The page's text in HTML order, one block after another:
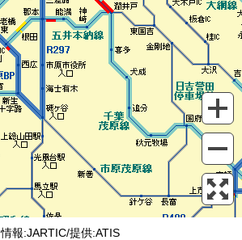
通行止め
情報:JARTIC/提供:ATIS